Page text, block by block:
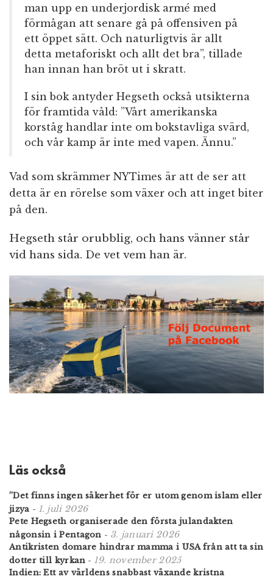
man upp en underjordisk armé med
förmågan att senare gå på offensiven på
ett öppet sätt. Och naturligtvis är allt
detta metaforiskt och allt det bra”, tillade
han innan han bröt ut i skratt.
I sin bok antyder Hegseth också utsikterna
för framtida våld: ”Vårt amerikanska
korståg handlar inte om bokstavliga svärd,
och vår kamp är inte med vapen. Ännu.”
Vad som skrämmer NYTimes är att de ser att
detta är en rörelse som växer och att inget biter
på den.
Hegseth står orubblig, och hans vänner står
vid hans sida. De vet vem han är.
Läs också
”Det finns ingen säkerhet för er utom genom islam eller
jizya - 1. juli 2026
Pete Hegseth organiserade den första julandakten
någonsin i Pentagon - 3. januari 2026
Antikristen domare hindrar mamma i USA från att ta sin
dotter till kyrkan - 19. november 2025
Indien: Ett av världens snabbast växande kristna